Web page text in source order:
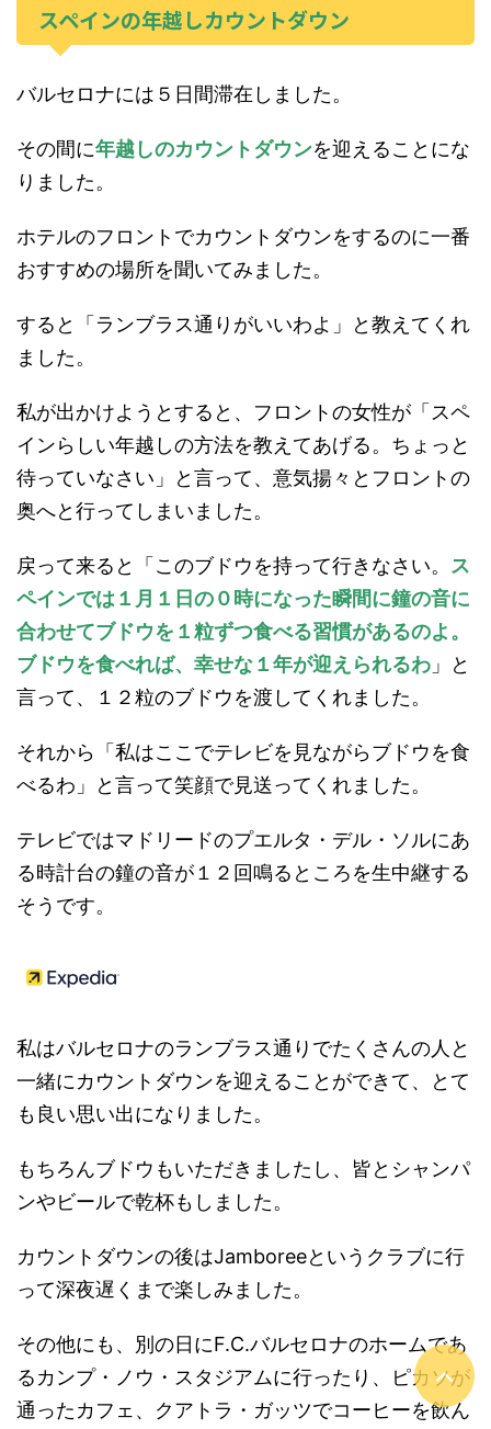
スペインの年越しカウントダウン
バルセロナには５日間滞在しました。
その間に年越しのカウントダウンを迎えることにな
りました。
ホテルのフロントでカウントダウンをするのに一番
おすすめの場所を聞いてみました。
すると「ランブラス通りがいいわよ」と教えてくれ
ました。
私が出かけようとすると、フロントの女性が「スペ
インらしい年越しの方法を教えてあげる。ちょっと
待っていなさい」と言って、意気揚々とフロントの
奥へと行ってしまいました。
戻って来ると「このブドウを持って行きなさい。 ス
ペインでは１月１日の０時になった瞬間に鐘の音に
合わせてブドウを１粒ずつ食べる習慣があるのよ。
ブドウを食べれば、幸せな１年が迎えられるわ 」と
言って、１２粒のブドウを渡してくれました。
それから「私はここでテレビを見ながらブドウを食
べるわ」と言って笑顔で見送ってくれました。
テレビではマドリードのプエルタ・デル・ソルにあ
る時計台の鐘の音が１２回鳴るところを生中継する
そうです。
私はバルセロナのランブラス通りでたくさんの人と
一緒にカウントダウンを迎えることができて、とて
も良い思い出になりました。
もちろんブドウもいただきましたし、皆とシャンパ
ンやビールで乾杯もしました。
カウントダウンの後はJamboreeというクラブに行
って深夜遅くまで楽しみました。
その他にも、別の日にF.C.バルセロナのホームであ
るカンプ・ノウ・スタジアムに行ったり、ピカソが
通ったカフェ、クアトラ・ガッツでコーヒーを飲ん